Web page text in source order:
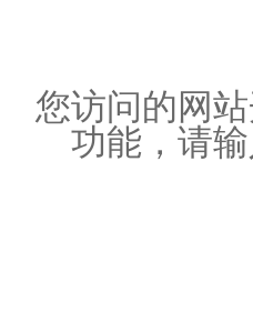
您访问的网
功能，请